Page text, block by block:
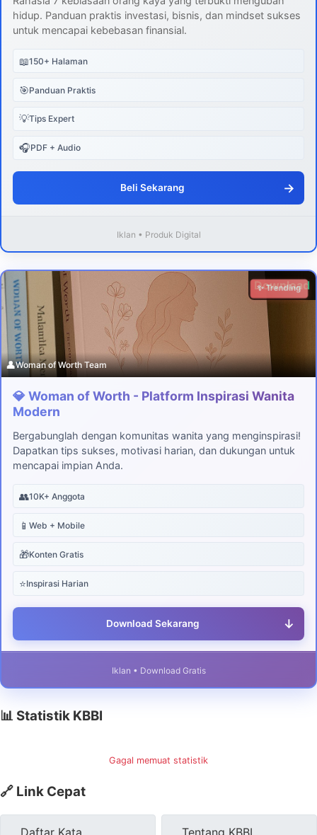
hidup. Panduan praktis investasi, bisnis, dan mindset sukses
untuk mencapai kebebasan finansial.
📖150+ Halaman
🎯Panduan Praktis
💡Tips Expert
🎧PDF + Audio
Beli Sekarang →
Iklan • Produk Digital
Download
✨ Trending
👤Woman of Worth Team
💎 Woman of Worth - Platform Inspirasi Wanita
Modern
Bergabunglah dengan komunitas wanita yang menginspirasi!
Dapatkan tips sukses, motivasi harian, dan dukungan untuk
mencapai impian Anda.
👥10K+ Anggota
📱 Web + Mobile
🎁Konten Gratis
⭐Inspirasi Harian
Download Sekarang ↓
Iklan • Download Gratis
📊 Statistik KBBI
Gagal memuat statistik
🔗 Link Cepat